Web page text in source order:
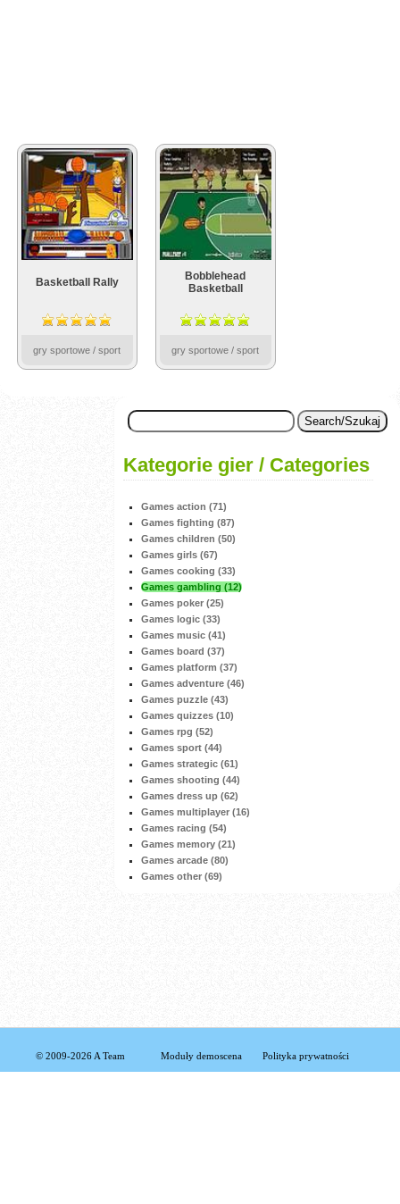
Basketball Rally
gry sportowe / sport
Bobblehead
Basketball
gry sportowe / sport
Kategorie gier / Categories
Games action (71)
Games fighting (87)
Games children (50)
Games girls (67)
Games cooking (33)
Games gambling (12)
Games poker (25)
Games logic (33)
Games music (41)
Games board (37)
Games platform (37)
Games adventure (46)
Games puzzle (43)
Games quizzes (10)
Games rpg (52)
Games sport (44)
Games strategic (61)
Games shooting (44)
Games dress up (62)
Games multiplayer (16)
Games racing (54)
Games memory (21)
Games arcade (80)
Games other (69)
© 2009-2026 A Team Moduły demoscena Polityka prywatności